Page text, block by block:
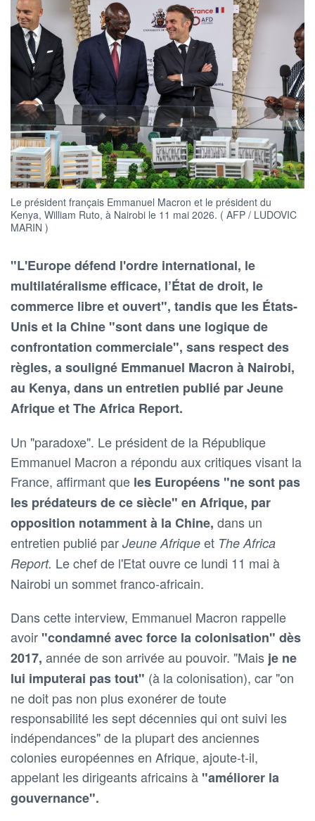
Le président français Emmanuel Macron et le président du
Kenya, William Ruto, à Nairobi le 11 mai 2026. ( AFP / LUDOVIC
MARIN )
"L'Europe défend l'ordre international, le
multilatéralisme efficace, l’État de droit, le
commerce libre et ouvert", tandis que les États-
Unis et la Chine "sont dans une logique de
confrontation commerciale", sans respect des
règles, a souligné Emmanuel Macron à Nairobi,
au Kenya, dans un entretien publié par Jeune
Afrique et The Africa Report.
Un "paradoxe". Le président de la République
Emmanuel Macron a répondu aux critiques visant la
France, affirmant que les Européens "ne sont pas
les prédateurs de ce siècle" en Afrique, par
opposition notamment à la Chine, dans un
entretien publié par Jeune Afrique et The Africa
Report. Le chef de l'Etat ouvre ce lundi 11 mai à
Nairobi un sommet franco-africain.
Dans cette interview, Emmanuel Macron rappelle
avoir "condamné avec force la colonisation" dès
2017, année de son arrivée au pouvoir. "Mais je ne
lui imputerai pas tout" (à la colonisation), car "on
ne doit pas non plus exonérer de toute
responsabilité les sept décennies qui ont suivi les
indépendances" de la plupart des anciennes
colonies européennes en Afrique, ajoute-t-il,
appelant les dirigeants africains à "améliorer la
gouvernance".